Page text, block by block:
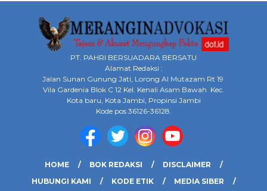
PT. PAHRI BERSUADARA BERSATU
Alamat Redaksi :
Jalan Sunan Gunung Jati, Lorong Al Mutazam Rt 19
Vila Gardenia Blok C 12 Kel. Kenali Asam Bawah Kec.
Kota baru, Kota Jambi, Propinsi Jambi
Kode pos 36126-36128.
HOME BOK REDAKSI
DISCLAIMER
HUBUNGI KAMI
KODE ETIK MEDIA SIBER